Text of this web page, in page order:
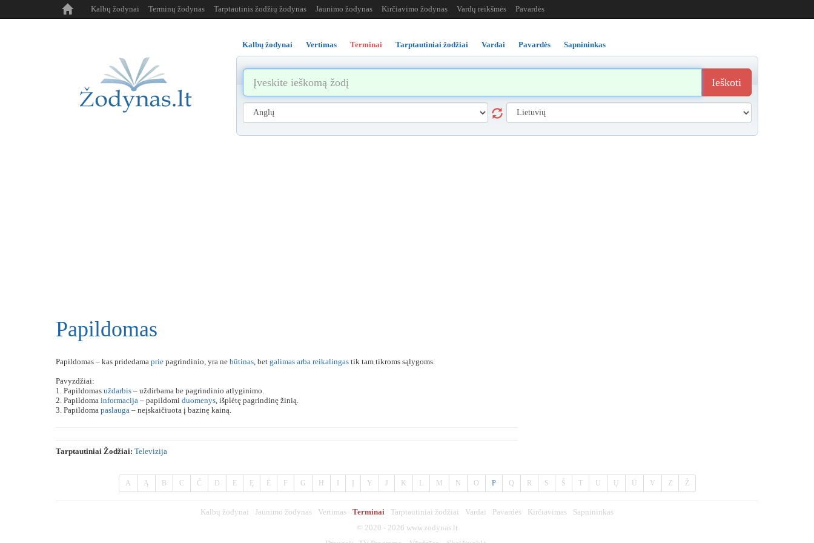
Kalbų žodynai Terminų žodynas Tarptautinis žodžių žodynas Jaunimo žodynas Kirčiavimo žodynas Vardų reikšmės Pavardės
Kalbų žodynai Vertimas Terminai Tarptautiniai žodžiai Vardai Pavardės Sapnininkas
Ieškoti
Papildomas
Papildomas – kas pridedama prie pagrindinio, yra ne būtinas, bet galimas arba reikalingas tik tam tikroms sąlygoms.
Pavyzdžiai:
1. Papildomas uždarbis – uždirbama be pagrindinio atlyginimo.
2. Papildoma informacija – papildomi duomenys, išplėtę pagrindinę žinią.
3. Papildoma paslauga – neįskaičiuota į bazinę kainą.
Tarptautiniai Žodžiai: Televizija
A Ą B C Č D E Ę Ė F G H Y J K L M N O P Q R S Š T U Ų Ū V Z Ž
Kalbų žodynai Jaunimo žodynas Vertimas Terminai Tarptautiniai žodžiai Vardai Pavardės Kirčiavimas
Sapnininkas
© 2020 - 2026 www.zodynas.lt